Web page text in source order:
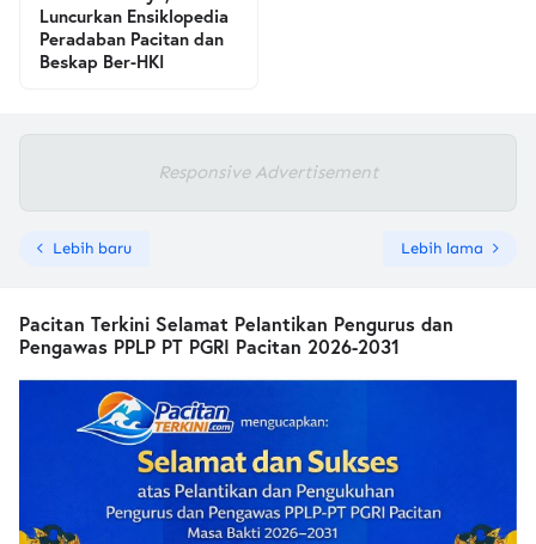
Luncurkan Ensiklopedia
Peradaban Pacitan dan
Beskap Ber-HKI
Responsive Advertisement
Lebih baru Lebih lama
Pacitan Terkini Selamat Pelantikan Pengurus dan
Pengawas PPLP PT PGRI Pacitan 2026-2031